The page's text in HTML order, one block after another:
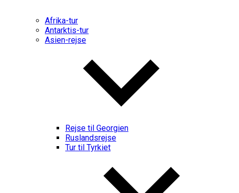
Afrika-tur
Antarktis-tur
Asien-rejse
Rejse til Georgien
Ruslandsrejse
Tur til Tyrkiet